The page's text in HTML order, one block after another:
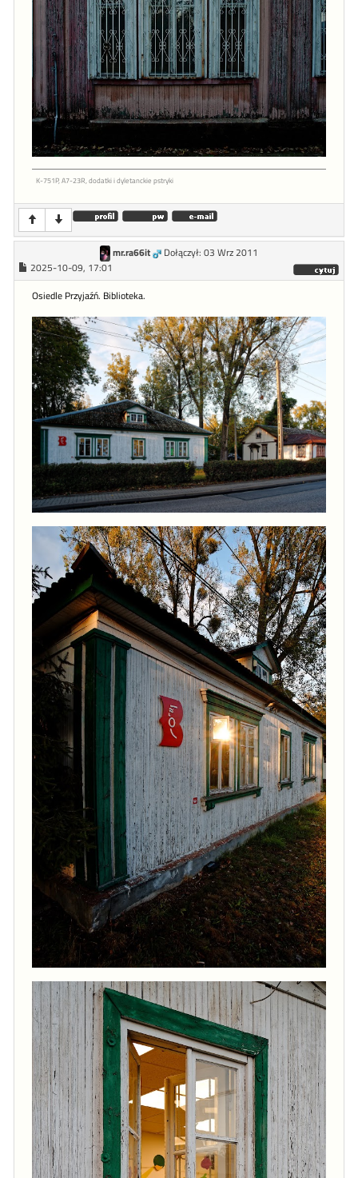
K-751P, A7-23R, dodatki i dyletanckie pstryki
mr.ra66it
Dołączył: 03 Wrz 2011
2025-10-09, 17:01
Osiedle Przyjaźń. Biblioteka.